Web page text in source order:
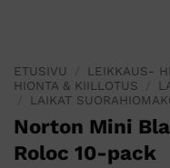
ETUSIVU LEIKKAUS-
HIONTA & KIILLOTUS
LAIKAT
Norton Mini
Roloc 10-pack